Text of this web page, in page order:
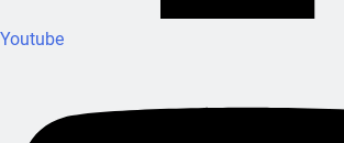
Youtube